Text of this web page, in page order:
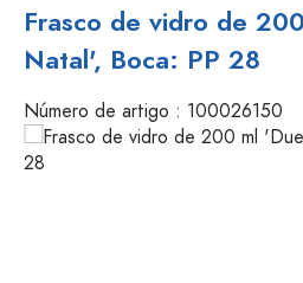
Frasco de vidro de
Natal', Boca: PP 28
Número de artigo : 100026150